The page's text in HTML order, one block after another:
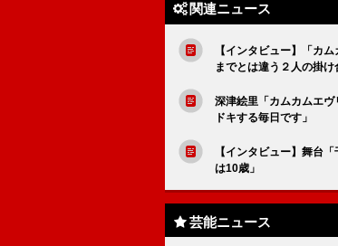
関連ニュース
【インタビュー】「カ
までとは違う２人の掛
深津絵里「カムカムエ
ドキする毎日です」
【インタビュー】舞台
は10歳」
芸能ニュース